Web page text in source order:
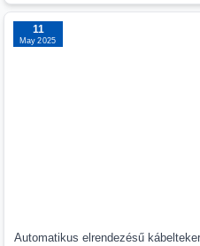
11
May 2025
Automatikus elrendezésű